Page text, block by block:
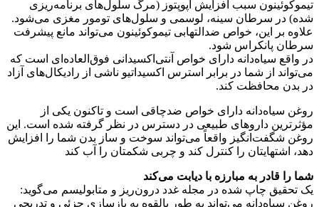
تیموکوئینون سبب افزایش آپوپتوز (مرگ سلول‌های برنامه‌ریزی
شده) در سرطان سینه، لوسمی و سلول‌های تومور مغزی می‌شود.
علاوه بر این، خواص ضدالتهابی تیموکوئینون می‌تواند مانع پیشرفت
سرطان پانکراس شود.
در واقع سیاه‌دانه دارای خواص آنتی‌اکسیدانی فوق‌العاده‌ای است که
می‌تواند از شما در برابر استرس اکسیداتیو ناشی از رادیکال‌های آزاد
در بدن محافظت کند.
روغن سیاه‌دانه دارای خواص ضدچاقی است و تاکنون یکی از
مؤثرترین داروهای طبیعی در دسترس در نظر گرفته شده است. این
روغن شگفت‌انگیز واقعاً می‌تواند سوخت و ساز بدن شما را افزایش
دهد، اشتهایتان را کنترل کند و چربی شکمتان را آب کند
شما را قادر به مبارزه با دیابت می‌کند
یک تحقیق چاپ شده در مجله غدد درون‌ریز و متابولیسم می‌گوید:
روغن سیاه‌دانه می‌تواند به طور بالقوه به بازسازی جزئی و تدریجی